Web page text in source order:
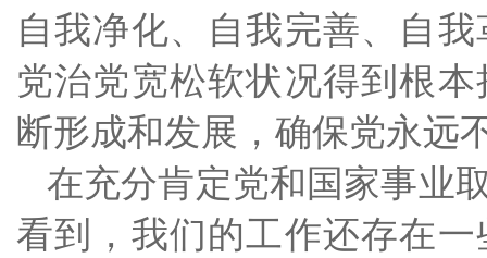
自我净化、自我完善、自
党治党宽松软状况得到根
断形成和发展，确保党永远
在充分肯定党和国家事业
看到，我们的工作还存在